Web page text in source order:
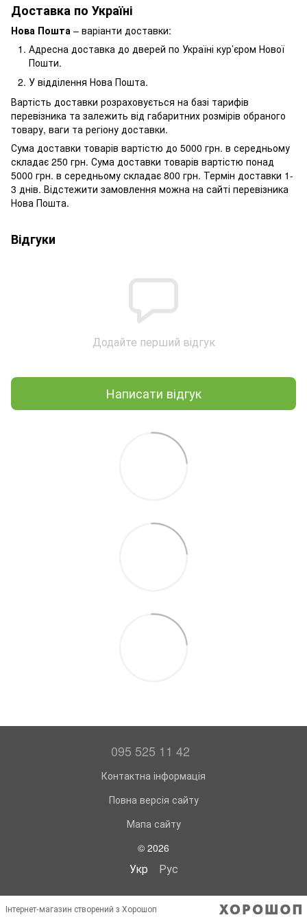
Доставка по Україні
Нова Пошта – варіанти доставки:
Адресна доставка до дверей по Україні кур’єром Нової
Пошти.
У відділення Нова Пошта.
Вартість доставки розраховується на базі тарифів
перевізника та залежить від габаритних розмірів обраного
товару, ваги та регіону доставки.
Сума доставки товарів вартістю до 5000 грн. в середньому
складає 250 грн. Сума доставки товарів вартістю понад
5000 грн. в середньому складає 800 грн. Термін доставки 1-
3 днів. Відстежити замовлення можна на сайті перевізника
Нова Пошта.
Відгуки
Додайте перший відгук
Написати відгук
095 525 11 42
Контактна інформація
Повна версія сайту
Мапа сайту
© 2026
Укр Рус
Інтернет-магазин створений з Хорошоп